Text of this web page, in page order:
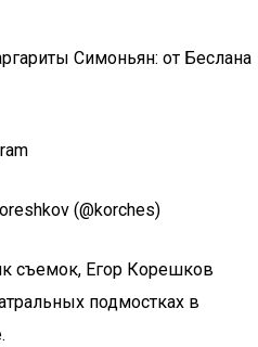
Симоньян: от Беслана
(@korches)
съемок, Егор Корешков
подмостках в